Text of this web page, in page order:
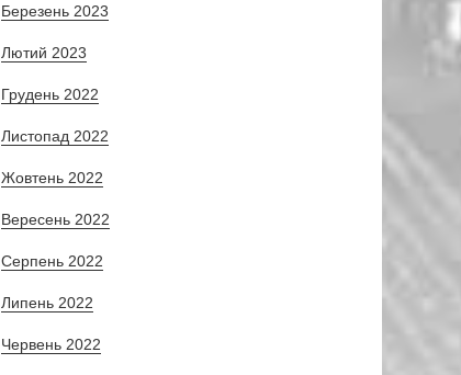
Березень 2023
Лютий 2023
Грудень 2022
Листопад 2022
Жовтень 2022
Вересень 2022
Серпень 2022
Липень 2022
Червень 2022